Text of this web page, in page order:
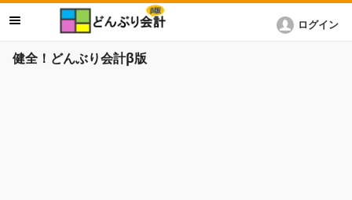
健全！どんぶり会計β版
ログイン